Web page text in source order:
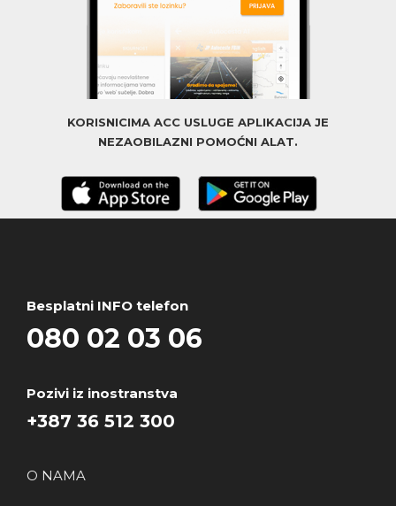
KORISNICIMA ACC USLUGE APLIKACIJA JE
NEZAOBILAZNI POMOĆNI ALAT.
Besplatni INFO telefon
080 02 03 06
Pozivi iz inostranstva
+387 36 512 300
O NAMA